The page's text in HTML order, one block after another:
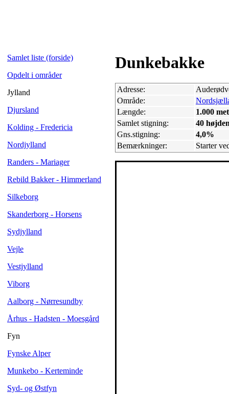
Samlet liste (forside)
Opdelt i områder
Jylland
Djursland
Kolding - Fredericia
Nordjylland
Randers - Mariager
Rebild Bakker - Himmerland
Silkeborg
Skanderborg - Horsens
Sydjylland
Vejle
Vestjylland
Viborg
Aalborg - Nørresundby
Århus - Hadsten - Moesgård
Fyn
Fynske Alper
Munkebo - Kerteminde
Syd- og Østfyn
Dunkebakke
Adresse:
Område:
Længde:
1.000
Samlet stigning:
40
Gns.stigning:
4,0%
Bemærkninger:
Starter